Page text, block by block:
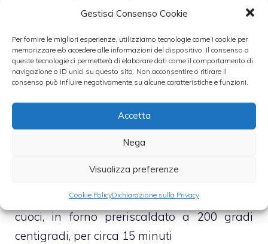
Gestisci Consenso Cookie
Per fornire le migliori esperienze, utilizziamo tecnologie come i cookie per
memorizzare e/o accedere alle informazioni del dispositivo. Il consenso a
queste tecnologie ci permetterà di elaborare dati come il comportamento di
navigazione o ID unici su questo sito. Non acconsentire o ritirare il
consenso può influire negativamente su alcune caratteristiche e funzioni.
Accetta
Nega
Visualizza preferenze
Cookie PolicyDichiarazione sulla Privacy
in modo che assuma un diametro doppio di
– Dividi in due parti la pasta sfoglia e, sopra
una delle due metà, già riposta in una
tortiera precedentemente imburrata, versa il
ripieno di cipolle, pomodorini e olive
pasta sfoglia, facendo attenzione a che le
due metà aderiscano perfettamente, e infine
cuoci, in forno preriscaldato a 200 gradi
centigradi, per circa 15 minuti